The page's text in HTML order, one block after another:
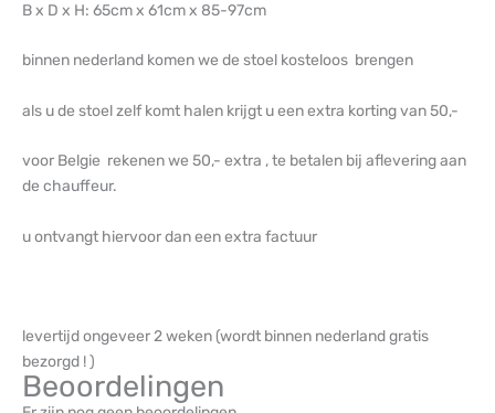
B x D x H: 65cm x 61cm x 85-97cm
binnen nederland komen we de stoel kosteloos brengen
als u de stoel zelf komt halen krijgt u een extra korting van 50,-
voor Belgie rekenen we 50,- extra , te betalen bij aflevering aan
de chauffeur.
u ontvangt hiervoor dan een extra factuur
levertijd ongeveer 2 weken (wordt binnen nederland gratis
bezorgd ! )
Beoordelingen